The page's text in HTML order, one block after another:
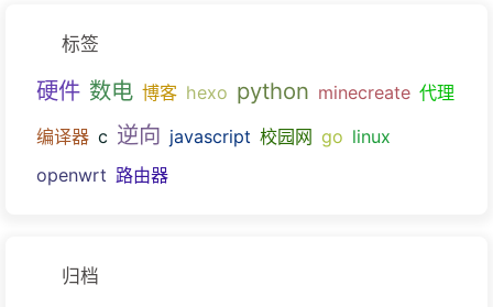
标签
硬件 数电 博客 hexo python minecreate 代理
编译器 c 逆向 javascript 校园网 go linux
openwrt 路由器
归档